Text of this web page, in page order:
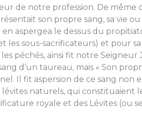
de notre profession. De même
son propre sang, sa vie ou
en aspergea le dessus du
les sous-sacrificateurs) et pour
péchés, ainsi fit notre Seigneur
d’un taureau, mais « Son
Il fit aspersion de ce sang non
lévites naturels, qui constituaient
royale et des Lévites (ou